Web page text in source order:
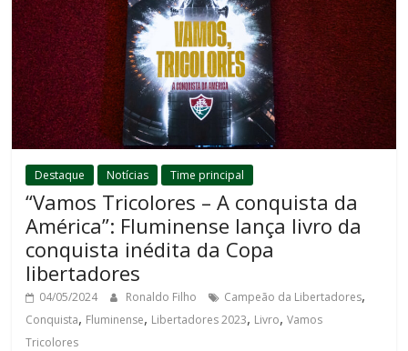
Destaque Notícias Time principal
“Vamos Tricolores – A conquista da
América”: Fluminense lança livro da
conquista inédita da Copa
libertadores
04/05/2024 Ronaldo Filho Campeão da Libertadores,
Conquista, Fluminense, Libertadores 2023, Livro,Vamos
Tricolores